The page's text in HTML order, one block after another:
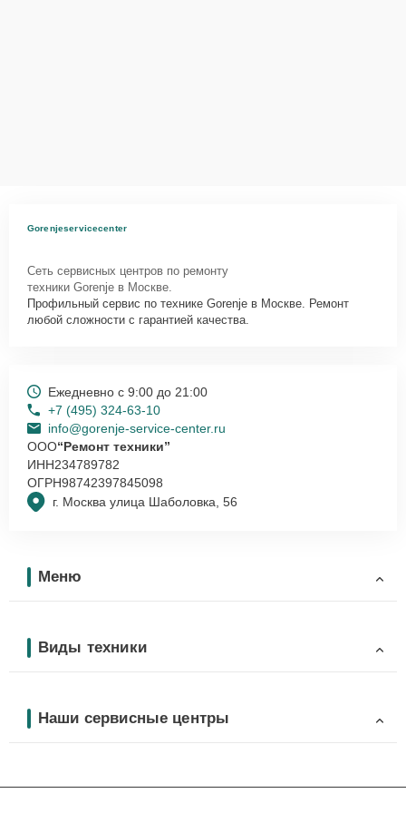
Gorenjeservicecenter
Сеть сервисных центров по ремонту
техники Gorenje в Москве.
Профильный сервис по технике Gorenje в Москве. Ремонт
любой сложности с гарантией качества.
г. Москва улица Шаболовка, 56
Ежедневно с 9:00 до 21:00
+7 (495) 324-63-10
info@gorenje-service-center.ru
ООО“Ремонт техники”
ИНН234789782
ОГРН98742397845098
Меню
Виды техники
Наши сервисные центры